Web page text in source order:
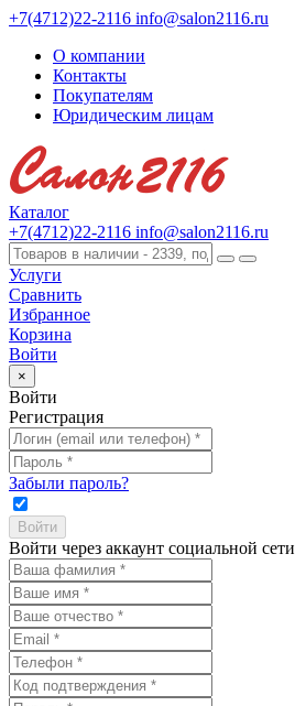
+7(4712)22-2116 info@salon2116.ru
О компании
Контакты
Покупателям
Юридическим лицам
Каталог
+7(4712)22-2116 info@salon2116.ru
Услуги
Сравнить
Избранное
Корзина
Войти
×
Войти
Регистрация
Забыли пароль?
Войти через аккаунт социальной сети